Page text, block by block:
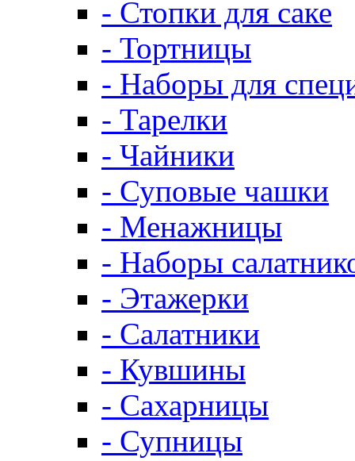
- Стопки для саке
- Тортницы
- Наборы для
- Тарелки
- Чайники
- Суповые чашки
- Менажницы
- Наборы
- Этажерки
- Салатники
- Кувшины
- Сахарницы
- Супницы